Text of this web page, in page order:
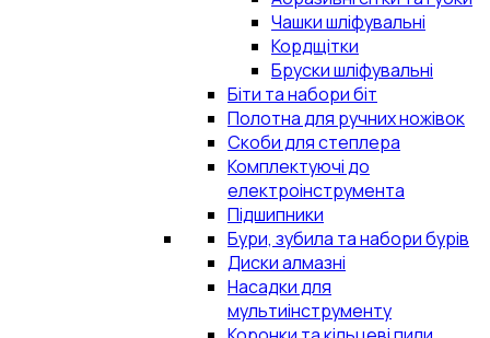
Чашки шліфувальні
Кордщітки
Бруски шліфувальні
Біти та набори біт
Полотна для ручних ножівок
Скоби для степлера
Комплектуючі до
електроінструмента
Підшипники
Бури, зубила та набори бурів
Диски алмазні
Насадки для
мультиінструменту